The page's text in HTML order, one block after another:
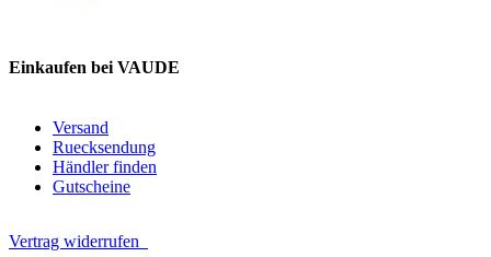
Einkaufen bei VAUDE
Versand
Ruecksendung
Händler finden
Gutscheine
Vertrag widerrufen